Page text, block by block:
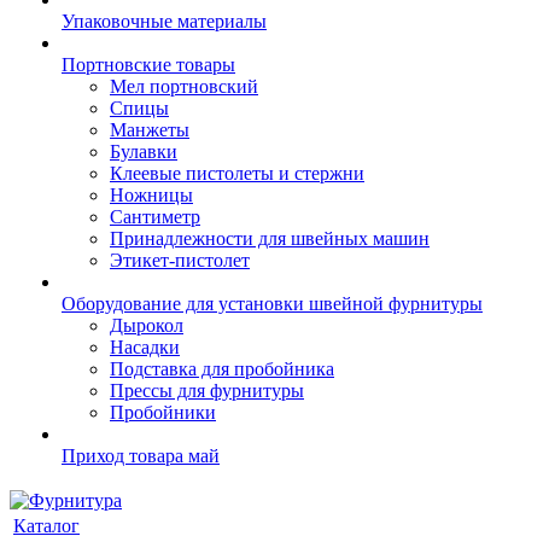
Упаковочные материалы
Портновские товары
Мел портновский
Спицы
Манжеты
Булавки
Клеевые пистолеты и стержни
Ножницы
Сантиметр
Принадлежности для швейных машин
Этикет-пистолет
Оборудование для установки швейной фурнитуры
Дырокол
Насадки
Подставка для пробойника
Прессы для фурнитуры
Пробойники
Приход товара май
Каталог